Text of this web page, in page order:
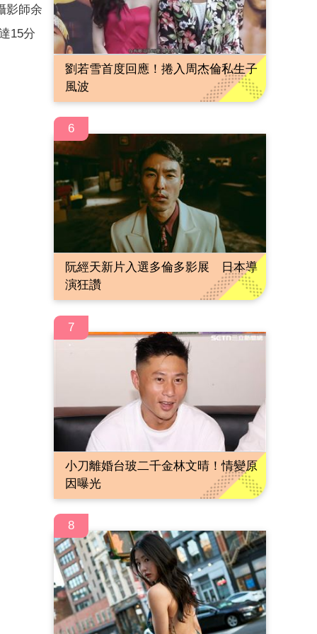
影師余
15分
劉若雪首度回應！捲入周杰倫私生子
風波
6
阮經天新片入選多倫多影展 日本導
演狂讚
7
小刀離婚台玻二千金林文晴！情變原
因曝光
8